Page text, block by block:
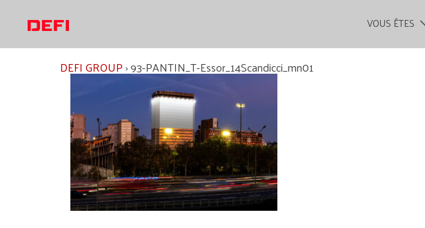
contenu VOUS ÊTES
DEFI GROUP›93-PANTIN_T-Essor_14Scandicci_mn01